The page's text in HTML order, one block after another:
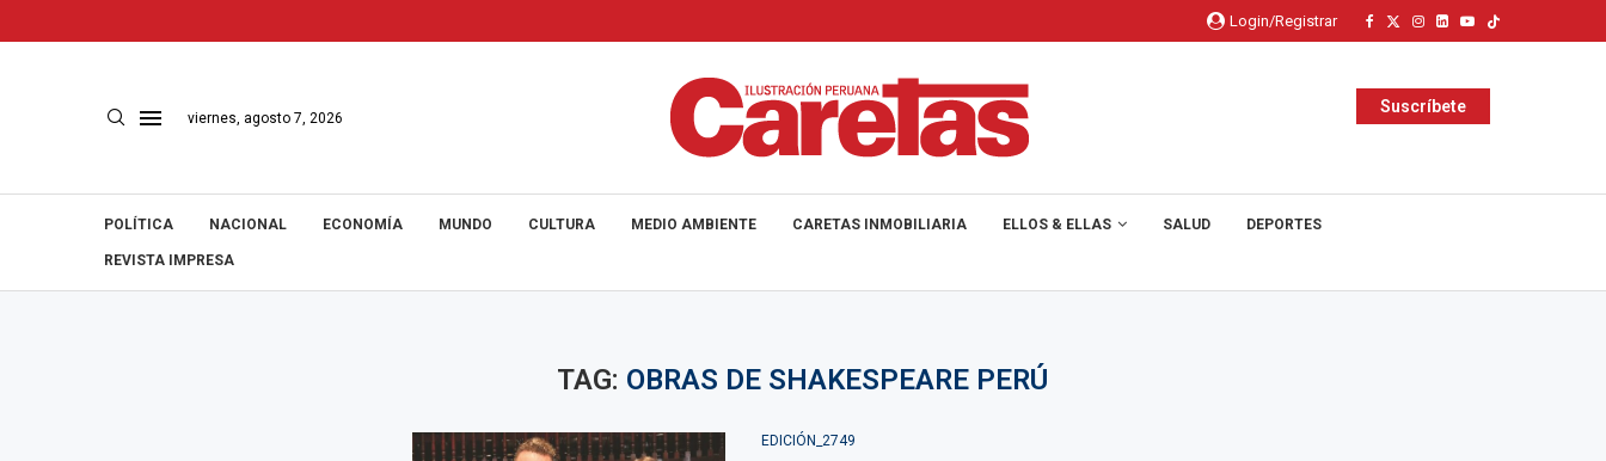
Login/Registrar
viernes, agosto 7, 2026
Suscríbete
POLÍTICA NACIONAL ECONOMÍA MUNDO CULTURA MEDIO AMBIENTE CARETAS INMOBILIARIA ELLOS & ELLAS SALUD DEPORTES
REVISTA IMPRESA
TAG: OBRAS DE SHAKESPEARE PERÚ
EDICIÓN_2749